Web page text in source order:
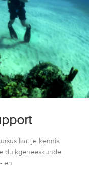
laat je kennis
duikgeneeskunde,
en